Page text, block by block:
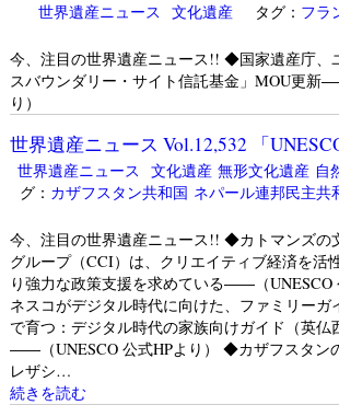
世界遺産ニュース 文化遺産タグ： フラ
今、注目の世界遺産ニュース!! ◆国家遺産庁、
スバウンダリー・サイト信託基金」MOU更新
り）
世界遺産ニュース Vol.12,532 「
世界遺産ニュース 文化遺産 無形文化遺産 自
グ： カザフスタン共和国 ネパール連邦民主共
今、注目の世界遺産ニュース!! ◆カトマンズの
グループ（CCI）は、クリエイティブ経済を活
り強力な政策支援を求めている――（
ネスコがデジタル時代に向けた、ファミリーガ
で育つ：デジタル時代の家族向けガイド（英仏
――（UNESCO 公式HPより） ◆カザフスタン
レザシ…
続きを読む